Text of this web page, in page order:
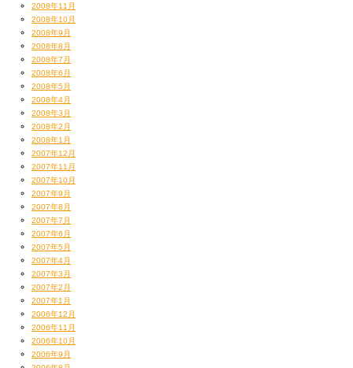
2008年11月
2008年10月
2008年9月
2008年8月
2008年7月
2008年6月
2008年5月
2008年4月
2008年3月
2008年2月
2008年1月
2007年12月
2007年11月
2007年10月
2007年9月
2007年8月
2007年7月
2007年6月
2007年5月
2007年4月
2007年3月
2007年2月
2007年1月
2006年12月
2006年11月
2006年10月
2006年9月